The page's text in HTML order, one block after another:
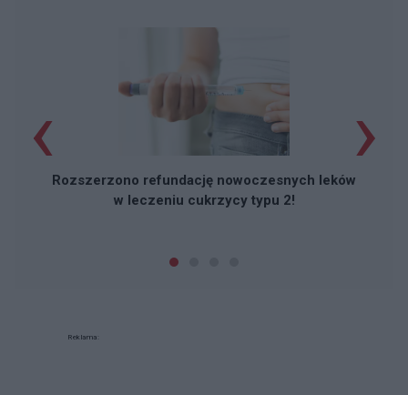
Rozszerzono refundację nowoczesnych leków
w leczeniu cukrzycy typu 2!
‹ ›
Reklama: